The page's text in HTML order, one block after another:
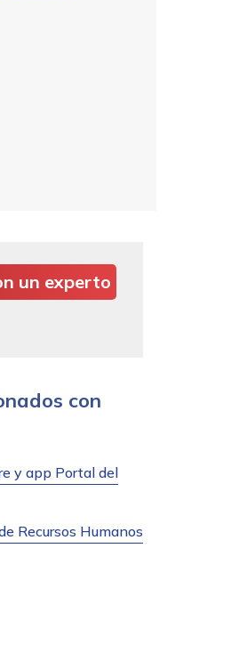
un experto
con
y app Portal del
Recursos Humanos